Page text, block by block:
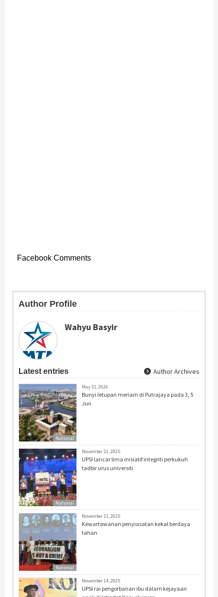
Facebook Comments
Author Profile
Wahyu Basyir
Latest entries Author Archives
National
May 31, 2026
Bunyi letupan meriam di Putrajaya pada 3, 5
Jun
National
November 21, 2025
UPSI lancar lima inisiatif integriti perkukuh
tadbir urus universiti
National
November 21, 2025
Kewartawanan penyiasatan kekal berdaya
tahan
November 14, 2025
UPSI rai pengorbanan ibu dalam kejayaan